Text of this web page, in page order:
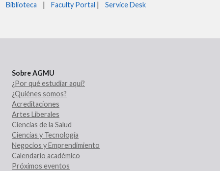
Biblioteca | Faculty Portal | Service Desk
Sobre AGMU
¿Por qué estudiar aquí?
¿Quiénes somos?
Acreditaciones
Artes Liberales
Ciencias de la Salud
Ciencias y Tecnología
Negocios y Emprendimiento
Calendario académico
Próximos eventos